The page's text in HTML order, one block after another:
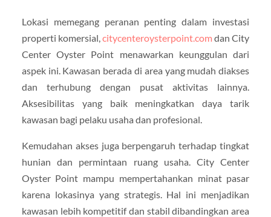
Lokasi memegang peranan penting dalam investasi
properti komersial, citycenteroysterpoint.com dan City
Center Oyster Point menawarkan keunggulan dari
aspek ini. Kawasan berada di area yang mudah diakses
dan terhubung dengan pusat aktivitas lainnya.
Aksesibilitas yang baik meningkatkan daya tarik
kawasan bagi pelaku usaha dan profesional.
Kemudahan akses juga berpengaruh terhadap tingkat
hunian dan permintaan ruang usaha. City Center
Oyster Point mampu mempertahankan minat pasar
karena lokasinya yang strategis. Hal ini menjadikan
kawasan lebih kompetitif dan stabil dibandingkan area